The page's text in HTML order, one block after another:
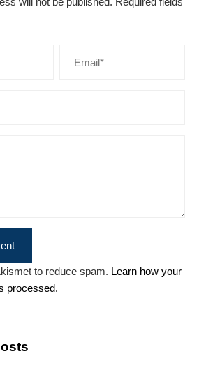
to reduce spam. Learn how your
processed.